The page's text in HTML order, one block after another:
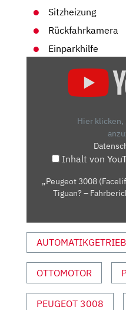
Sitzheizung
Rückfahrkamera
Einparkhilfe
(FACELIFT
TIGUAN?
FAHRBERICHT/
MOTOR
UND
SPORT“
VON
ANZEIGEN
Hier klicken,
Inhalt von
„Peugeot 3008
Tiguan? –
OTTOMOTOR
PEUGEOT 3008